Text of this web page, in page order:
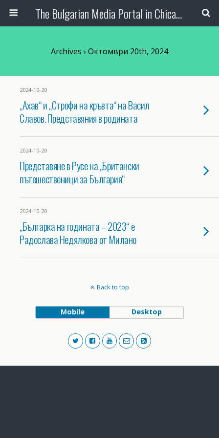
The Bulgarian Media Portal in Chicago
Archives › Октомври 20th, 2024
2024-10-20
„Ахав“ и „Строфи на кръвта“ на Васил
Славов. Представяния в родината
2024-10-20
Представяне в Русе на „Британски
пътешественици за България“
2024-10-20
„Българка на годината – 2023“ е
Радослава Недялкова от Милано
Back to top
Mobile Desktop